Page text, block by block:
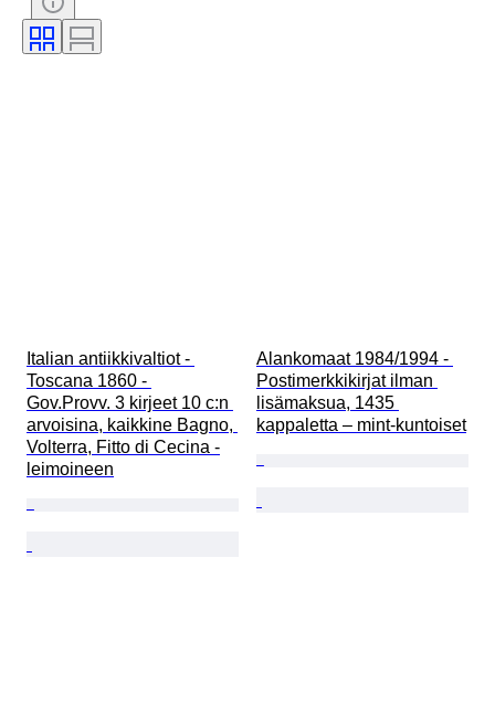
Väri
Aikakausi
Italian antiikkivaltiot -
Toscana 1860 -
Gov.Provv. 3 kirjeet 10 c:n
arvoisina, kaikkine Bagno,
Volterra, Fitto di Cecina -
leimoineen
Alankomaat 1984/1994 -
Postimerkkikirjat ilman
lisämaksua, 1435
kappaletta – mint-kuntoiset